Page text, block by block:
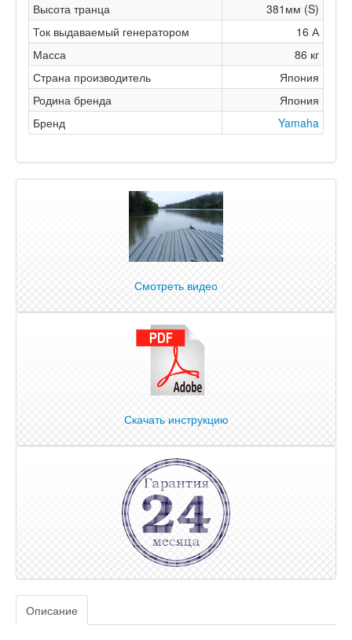
Высота транца
381мм (S)
Ток выдаваемый генератором
16 А
Масса
86 кг
Страна производитель
Япония
Родина бренда
Япония
Бренд
Yamaha
Смотреть видео
Скачать инструкцию
Описание